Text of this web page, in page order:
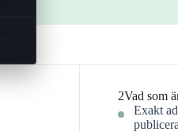
2Vad som
Exakt